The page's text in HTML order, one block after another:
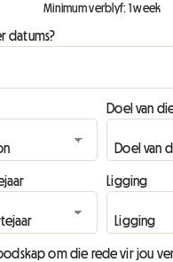
Minimum verblyf: 1 week
datums?
Doel van
Ligging
om die rede vir jou